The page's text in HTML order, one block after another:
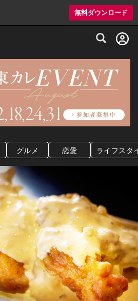
無料ダウンロード
グルメ情報・プレミアムレストラン予約
グルメ 恋愛 ライフスタ